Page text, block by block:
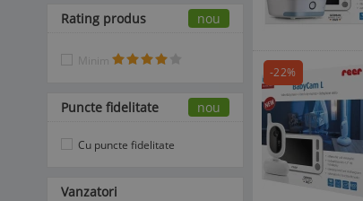
-22%
Rating produs nou
Minim
Puncte fidelitate nou
Cu puncte fidelitate
Vanzatori